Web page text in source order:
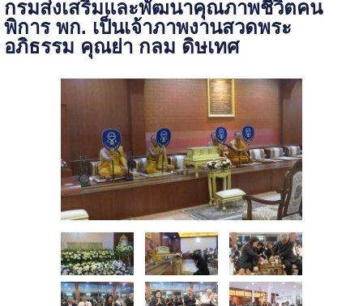
กรมส่งเสริมและพัฒนาคุณภาพชีวิตคน
พิการ พก. เป็นเจ้าภาพงานสวดพระ
อภิธรรม คุณย่า กลม ดิษเทศ